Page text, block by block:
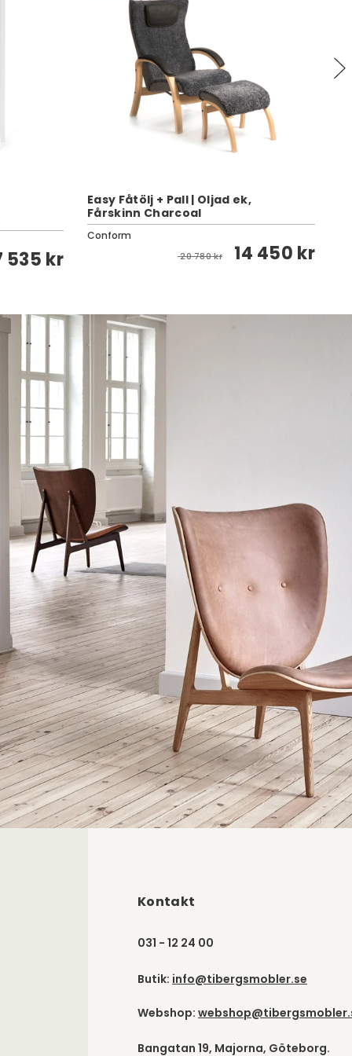
535 kr
Easy Fåtölj + Pall | Oljad ek,
Fårskinn Charcoal
Conform
20 780 kr 14 450 kr
Kontakt
031 - 12 24 00
Butik: info@tibergsmobler.se
Webshop:
Bangatan 19, Majorna, Göteborg.